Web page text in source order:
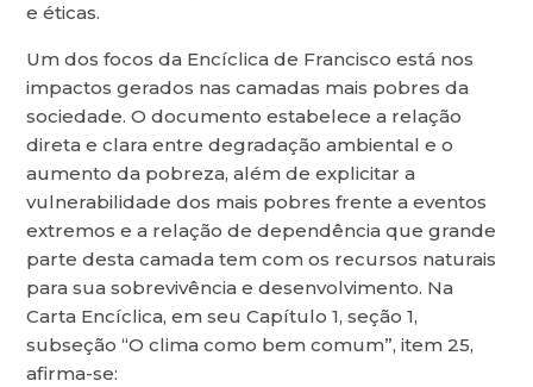
e éticas.
Um dos focos da Encíclica de Francisco está nos
impactos gerados nas camadas mais pobres da
sociedade. O documento estabelece a relação
direta e clara entre degradação ambiental e o
aumento da pobreza, além de explicitar a
vulnerabilidade dos mais pobres frente a eventos
extremos e a relação de dependência que grande
parte desta camada tem com os recursos naturais
para sua sobrevivência e desenvolvimento. Na
Carta Encíclica, em seu Capítulo 1, seção 1,
subseção “O clima como bem comum”, item 25,
afirma-se: